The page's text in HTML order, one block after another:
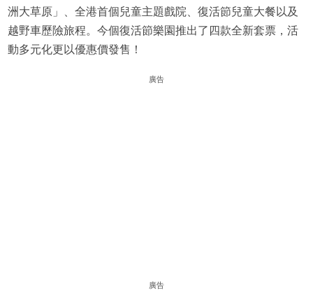
洲大草原」、全港首個兒童主題戲院、復活節兒童大餐以及
越野車歷險旅程。今個復活節樂園推出了四款全新套票，活
動多元化更以優惠價發售！
廣告
廣告